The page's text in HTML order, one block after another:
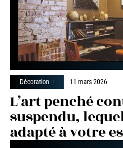
Décoration 11 mars 2026
L’art penché
suspendu,
adapté à votre